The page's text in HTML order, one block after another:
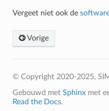
Vergeet niet ook de
Vorige
© Copyright 2020-2025,
Gebouwd met Sphinxmet
Read the Docs.